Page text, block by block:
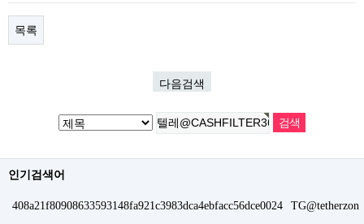
목록
다음검색
인기검색어
408a21f80908633593148fa921c3983dca4ebfacc56dce0024 TG@tetherzon